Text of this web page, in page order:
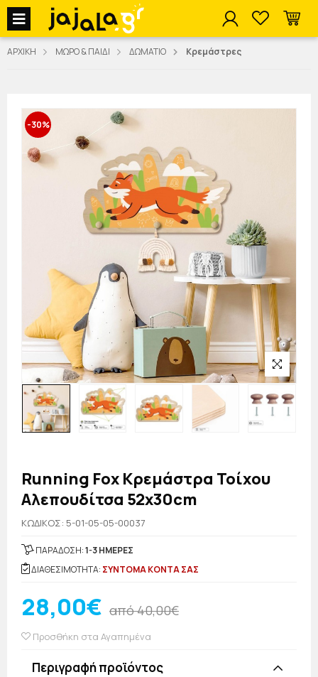
jajala Menu
ΑΡΧΙΚΗ ΜΩΡΟ & ΠΑΙΔΙ ΔΩΜΑΤΙΟ Κρεμάστρες
-30%
Running Fox Κρεμάστρα Τοίχου
Αλεπουδίτσα 52x30cm
KΩΔΙΚΟΣ: 5-01-05-05-00037
ΠΑΡΑΔΟΣΗ:1-3 ΗΜΕΡΕΣ
ΔΙΑΘΕΣΙΜΟΤΗΤΑ: ΣΥΝΤΟΜΑ ΚΟΝΤΑ ΣΑΣ
28,00€ από 40,00€
Προσθήκη στα Αγαπημένα
Περιγραφή προϊόντος